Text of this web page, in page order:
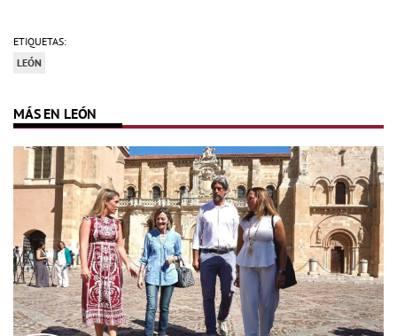
ETIQUETAS:
LEÓN
MÁS EN LEÓN